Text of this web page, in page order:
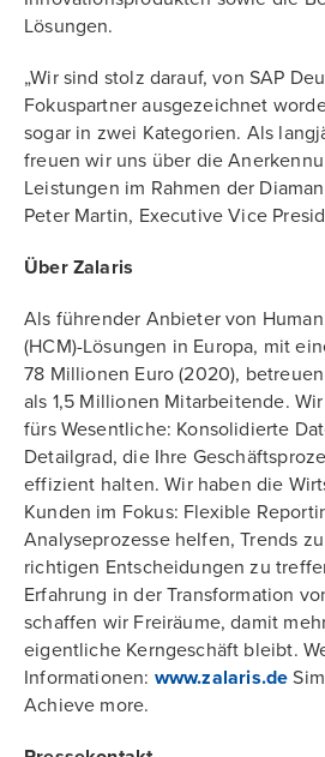
Lösungen.
„Wir sind stolz darauf, von SAP
Fokuspartner ausgezeichnet
sogar in zwei Kategorien. Als
freuen wir uns über die
Leistungen im Rahmen der
Peter Martin, Executive Vice
Über Zalaris
Als führender Anbieter von
(HCM)-Lösungen in Europa, mit
78 Millionen Euro (2020),
als 1,5 Millionen Mitarbeitende.
fürs Wesentliche: Konsolidierte
Detailgrad, die Ihre
effizient halten. Wir haben die
Kunden im Fokus: Flexible
Analyseprozesse helfen, Trends
richtigen Entscheidungen zu
Erfahrung in der Transformation
schaffen wir Freiräume, damit
eigentliche Kerngeschäft bleibt.
Informationen: www.zalaris.de
Achieve more.